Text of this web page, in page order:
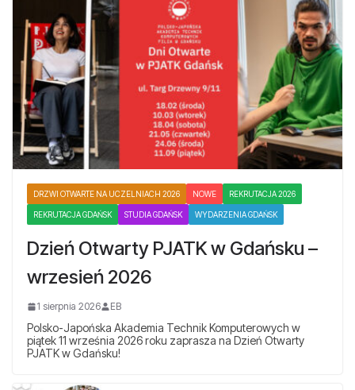
DRZWI OTWARTE NA UCZELNIACH 2026 NOWE REKRUTACJA 2026
REKRUTACJA GDAŃSK STUDIA GDAŃSK WYDARZENIA GDAŃSK
Dzień Otwarty PJATK w Gdańsku –
wrzesień 2026
1 sierpnia 2026 EB
Polsko-Japońska Akademia Technik Komputerowych w
piątek 11 września 2026 roku zaprasza na Dzień Otwarty
PJATK w Gdańsku!